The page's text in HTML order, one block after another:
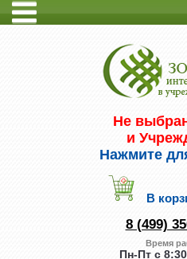
КОНТАКТЫ
Не
и
Нажмите
В
8 (499)
Время
Пн-Пт с